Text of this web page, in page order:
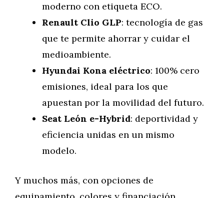
moderno con etiqueta ECO.
Renault Clio GLP: tecnología de gas
que te permite ahorrar y cuidar el
medioambiente.
Hyundai Kona eléctrico: 100% cero
emisiones, ideal para los que
apuestan por la movilidad del futuro.
Seat León e-Hybrid: deportividad y
eficiencia unidas en un mismo
modelo.
Y muchos más, con opciones de